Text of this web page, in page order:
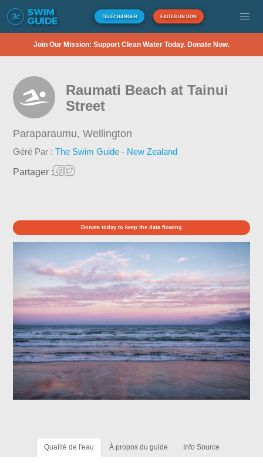
TÉLÉCHARGER FAITES UN DON
Join Our Mission: Support Clean Water Today. Donate Now.
Raumati Beach at Tainui
Street
Paraparaumu,Wellington
Géré Par :The Swim Guide - New Zealand
Partager :
Donate today to keep the data flowing
Qualité de l'eau À propos du guide Info Source